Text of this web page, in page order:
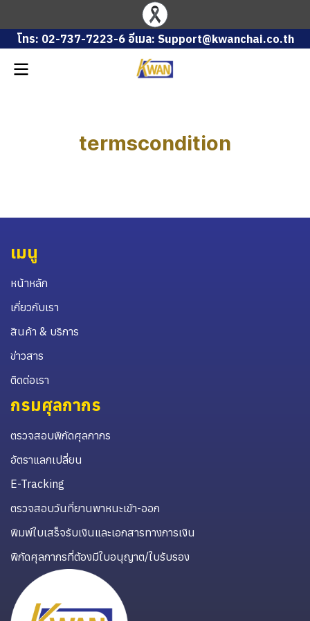
โทร: 02-737-7223-6 อีเมล: Support@kwanchai.co.th
termscondition
เมนู
หน้าหลัก
เกี่ยวกับเรา
สินค้า & บริการ
ข่าวสาร
ติดต่อเรา
กรมศุลกากร
ตรวจสอบพิกัดศุลกากร
อัตราแลกเปลี่ยน
E-Tracking
ตรวจสอบวันที่ยานพาหนะเข้า-ออก
พิมพ์ใบเสร็จรับเงินและเอกสารทางการเงิน
พิกัดศุลกากรที่ต้องมีใบอนุญาต/ใบรับรอง